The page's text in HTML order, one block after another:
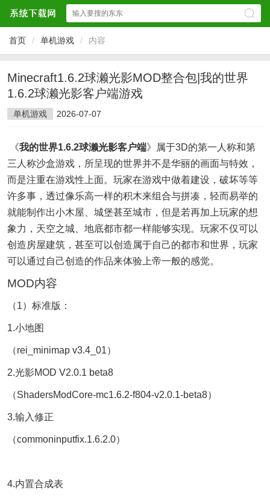
首页 / 单机游戏 / 内容
Minecraft1.6.2球濑光影MOD整合包|我的世界
1.6.2球濑光影客户端游戏
单机游戏 2026-07-07
《我的世界1.6.2球濑光影客户端》属于3D的第一人称和第
三人称沙盒游戏，所呈现的世界并不是华丽的画面与特效，
而是注重在游戏性上面。玩家在游戏中做着建设，破坏等等
许多事，透过像乐高一样的积木来组合与拼凑，轻而易举的
就能制作出小木屋、城堡甚至城市，但是若再加上玩家的想
象力，天空之城、地底都市都一样能够实现。玩家不仅可以
创造房屋建筑，甚至可以创造属于自己的都市和世界，玩家
可以通过自己创造的作品来体验上帝一般的感觉。
MOD内容
（1）标准版：
1.小地图
（rei_minimap v3.4_01）
2.光影MOD V2.0.1 beta8
（ShadersModCore-mc1.6.2-f804-v2.0.1-beta8）
3.输入修正
（commoninputfix.1.6.2.0）
4.内置合成表